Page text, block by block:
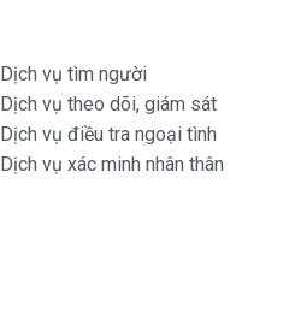
Dịch vụ tìm người
Dịch vụ theo dõi, giám sát
Dịch vụ điều tra ngoại tình
Dịch vụ xác minh nhân thân